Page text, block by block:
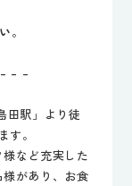
。
– –
田駅」より徒
す。
など充実した
があり、お食